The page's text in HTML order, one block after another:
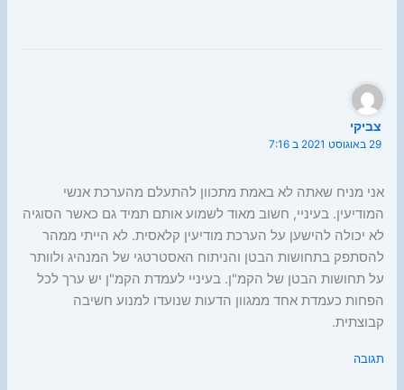
צביקי
29 באוגוסט 2021 ב 7:16
אני מניח שאתה לא באמת מתכוון להתעלם מהערכת אנשי
המודיעין. בעיניי, חשוב מאוד לשמוע אותם תמיד גם כאשר הסוגיה
לא יכולה להישען על הערכת מודיעין קלאסית. לא הייתי ממהר
להסתפק בתחושות הבטן והניתוח האסטרטגי של המנהיג ולוותר
על תחושות הבטן של הקמ"ן. בעיניי לעמדת הקמ"ן יש ערך לכל
הפחות כעמדת אחד ממגוון הדעות שנועדו למנוע חשיבה
קבוצתית.
תגובה